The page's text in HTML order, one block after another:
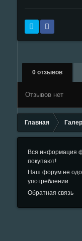
0 отзывов
Отзывов нет
Главная
Вся информация
покупают!
Наш форум не
употреблении.
Обратная связь